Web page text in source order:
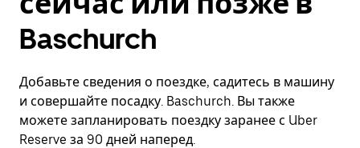
Baschurch
Добавьте сведения о поездке, садитесь в машину
и совершайте посадку. Baschurch. Вы также
можете запланировать поездку заранее с Uber
Reserve за 90 дней наперед.